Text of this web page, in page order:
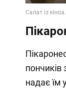
пончиків
надає їм